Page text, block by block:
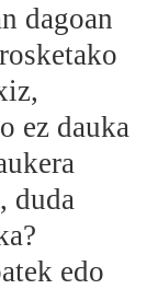
dagoan
ez dauka
duda
edo